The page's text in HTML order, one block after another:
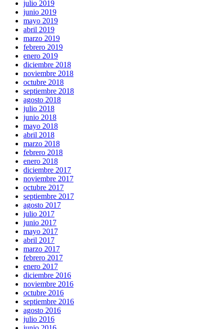
julio 2019
junio 2019
mayo 2019
abril 2019
marzo 2019
febrero 2019
enero 2019
diciembre 2018
noviembre 2018
octubre 2018
septiembre 2018
agosto 2018
julio 2018
junio 2018
mayo 2018
abril 2018
marzo 2018
febrero 2018
enero 2018
diciembre 2017
noviembre 2017
octubre 2017
septiembre 2017
agosto 2017
julio 2017
junio 2017
mayo 2017
abril 2017
marzo 2017
febrero 2017
enero 2017
diciembre 2016
noviembre 2016
octubre 2016
septiembre 2016
agosto 2016
julio 2016